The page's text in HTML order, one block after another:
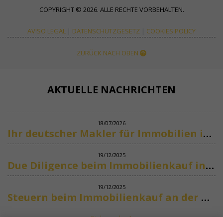
COPYRIGHT © 2026. ALLE RECHTE VORBEHALTEN.
AVISO LEGAL | DATENSCHUTZGESETZ | COOKIES POLICY
ZURÜCK NACH OBEN
AKTUELLE NACHRICHTEN
18/07/2026
Ihr deutscher Makler für Immobilien in Marbella
19/12/2025
Due Diligence beim Immobilienkauf in Spanien
19/12/2025
Steuern beim Immobilienkauf an der Costa del Sol